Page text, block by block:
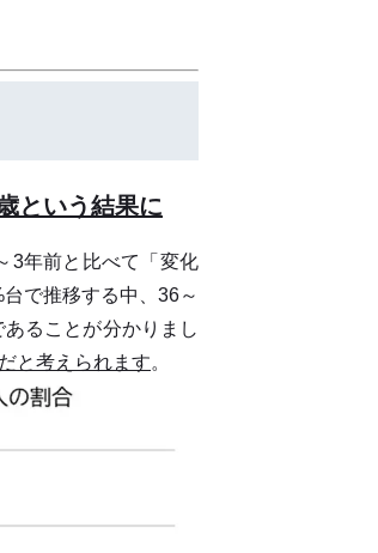
という結果に
3年前と比べて「変化
で推移する中、36～
ることが分かりまし
と考えられます。